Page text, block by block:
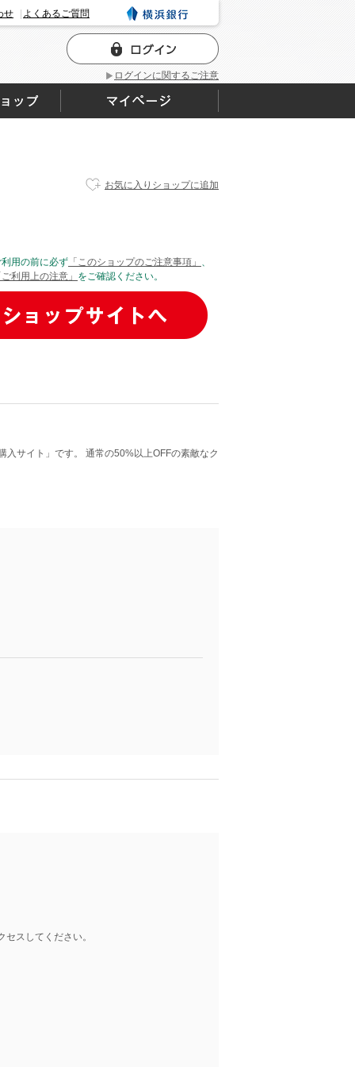
ログインに関するご注意
せ よくあるご質問
お気に入りショップに追加
利用の前に必ず 「このショップのご注意事項」 、
ご利用上の注意」 をご確認ください。
入サイト」です。 通常の50%以上OFFの素敵なク
スしてください。